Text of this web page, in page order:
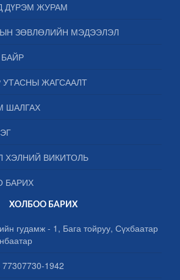
ДҮРЭМ ЖУРАМ
ЗӨВЛӨЛИЙН МЭДЭЭЛЭЛ
УТАСНЫ ЖАГСААЛТ
ШАЛГАХ
ХЭЛНИЙ ВИКИТОЛЬ
БАРИХ
ХОЛБОО БАРИХ
гудамж - 1, Бага тойруу, Сүхбаатар
1942